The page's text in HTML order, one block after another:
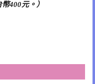
400元。）